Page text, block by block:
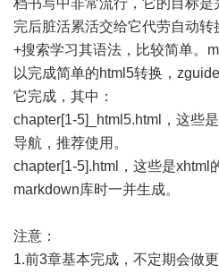
档书写中非常流行，它的目标
完后脏活累活交给它代劳自动
+搜索学习其语法，比较简单。
以完成简单的html5转换，
它完成，其中：
chapter[1-5]_html5.html，这些
导航，推荐使用。
chapter[1-5].html，这些是xhtml
markdown库时一并生成。
注意：
1.前3章基本完成，不定期会做